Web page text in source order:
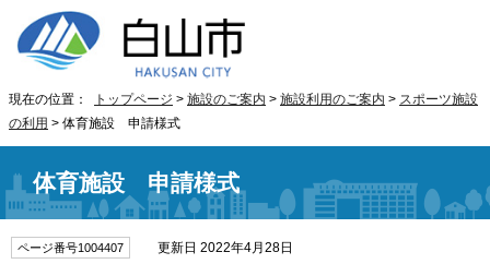
現在の位置： トップページ > 施設のご案内 > 施設利用のご案内 > スポーツ施設
の利用 > 体育施設 申請様式
体育施設 申請様式
ページ番号1004407 更新日 2022年4月28日